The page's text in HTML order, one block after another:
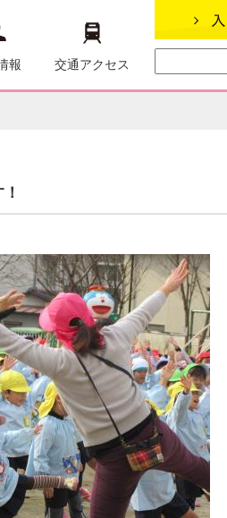
報 交通アクセス